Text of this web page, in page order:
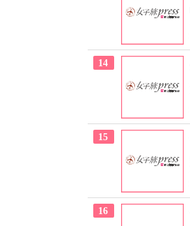
14
15
16